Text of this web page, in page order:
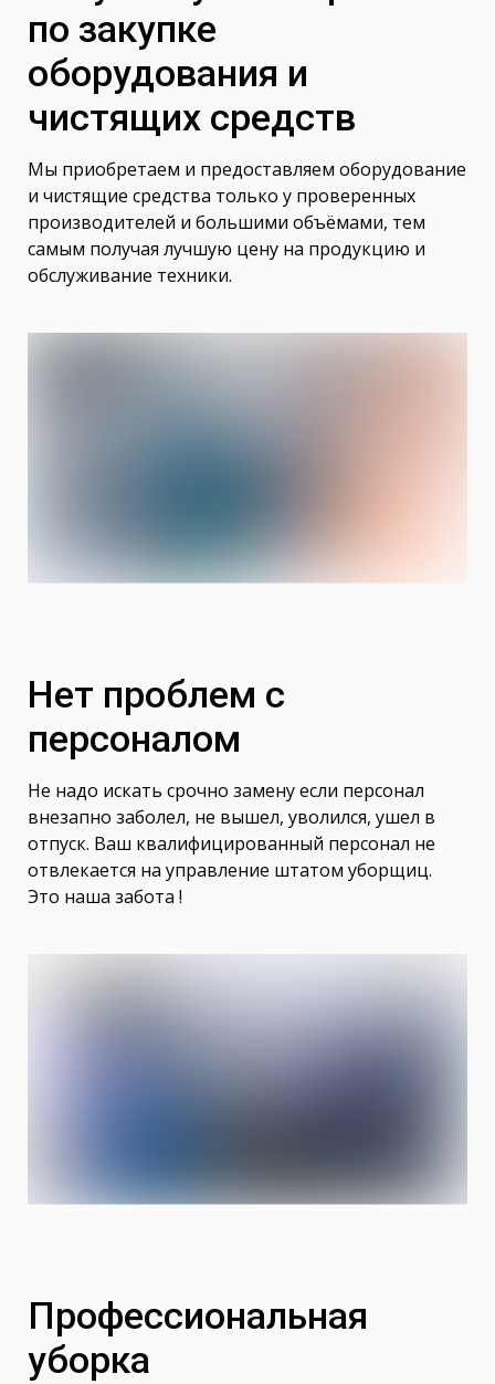
по закупке
оборудования и
чистящих средств
Мы приобретаем и предоставляем оборудование
и чистящие средства только у проверенных
производителей и большими объёмами, тем
самым получая лучшую цену на продукцию и
обслуживание техники.
Нет проблем с
персоналом
Не надо искать срочно замену если персонал
внезапно заболел, не вышел, уволился, ушел в
отпуск. Ваш квалифицированный персонал не
отвлекается на управление штатом уборщиц.
Это наша забота !
Профессиональная
уборка